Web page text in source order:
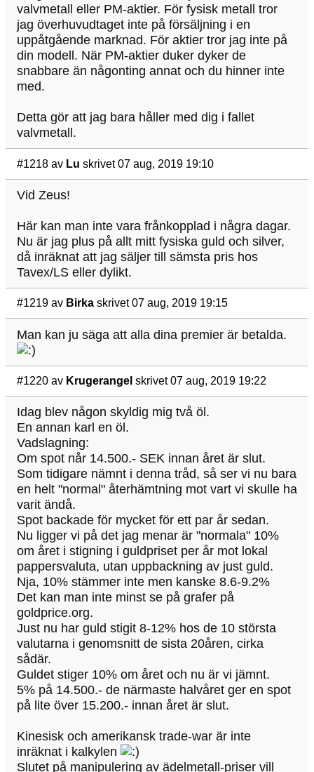
valvmetall eller PM-aktier. För fysisk metall tror
jag överhuvudtaget inte på försäljning i en
uppåtgående marknad. För aktier tror jag inte på
din modell. När PM-aktier duker dyker de
snabbare än någonting annat och du hinner inte
med.
Detta gör att jag bara håller med dig i fallet
valvmetall.
#1218 av Lu skrivet 07 aug, 2019 19:10
Vid Zeus!
Här kan man inte vara frånkopplad i några dagar.
Nu är jag plus på allt mitt fysiska guld och silver,
då inräknat att jag säljer till sämsta pris hos
Tavex/LS eller dylikt.
#1219 av Birka skrivet 07 aug, 2019 19:15
Man kan ju säga att alla dina premier är betalda.
#1220 av Krugerangel skrivet 07 aug, 2019 19:22
Idag blev någon skyldig mig två öl.
En annan karl en öl.
Vadslagning:
Om spot når 14.500.- SEK innan året är slut.
Som tidigare nämnt i denna tråd, så ser vi nu bara
en helt "normal" återhämtning mot vart vi skulle ha
varit ändå.
Spot backade för mycket för ett par år sedan.
Nu ligger vi på det jag menar är "normala" 10%
om året i stigning i guldpriset per år mot lokal
pappersvaluta, utan uppbackning av just guld.
Nja, 10% stämmer inte men kanske 8.6-9.2%
Det kan man inte minst se på grafer på
goldprice.org.
Just nu har guld stigit 8-12% hos de 10 största
valutarna i genomsnitt de sista 20åren, cirka
sådär.
Guldet stiger 10% om året och nu är vi jämnt.
5% på 14.500.- de närmaste halvåret ger en spot
på lite över 15.200.- innan året är slut.
Kinesisk och amerikansk trade-war är inte
inräknat i kalkylen
Slutet på manipulering av ädelmetall-priser vill